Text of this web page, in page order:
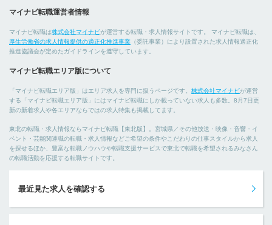
マイナビ転職運営者情報
マイナビ転職は株式会社マイナビが運営する転職・求人情報サイトです。 マイナビ転職は、
厚生労働省の求人情報提供の適正化推進事業 （委託事業）により設置された求人情報適正化
推進協議会が定めたガイドラインを遵守しています。
マイナビ転職エリア版について
「マイナビ転職エリア版」はエリア求人を専門に扱うページです。 株式会社マイナビが運営
する「マイナビ転職エリア版」にはマイナビ転職にしか載っていない求人も多数。8月7日更
新の新着求人や各エリアならではの求人特集も掲載してます。
東北の転職・求人情報ならマイナビ転職【東北版】。宮城県／その他放送・映像・音響・イ
ベント・芸能関連職の転職・求人情報などご希望の条件やこだわりの仕事スタイルから求人
を探せるほか、豊富な転職ノウハウや転職支援サービスで東北で転職を希望されるみなさん
の転職活動を応援する転職サイトです。
最近見た求人を確認する